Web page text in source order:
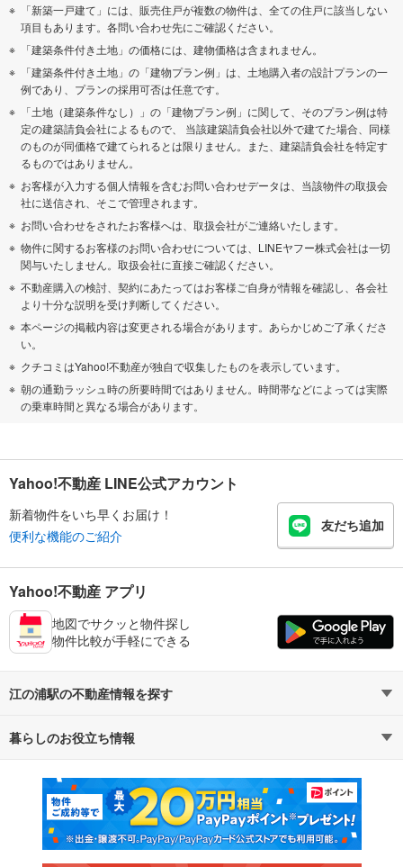
「新築一戸建て」には、販売住戸が複数の物件は、全ての住戸に該当しない
項目もあります。各問い合わせ先にご確認ください。
「建築条件付き土地」の価格には、建物価格は含まれません。
「建築条件付き土地」の「建物プラン例」は、土地購入者の設計プランの一
例であり、プランの採用可否は任意です。
「土地（建築条件なし）」の「建物プラン例」に関して、そのプラン例は特
定の建築請負会社によるもので、 当該建築請負会社以外で建てた場合、同様
のものが同価格で建てられるとは限りません。また、建築請負会社を特定す
るものではありません。
お客様が入力する個人情報を含むお問い合わせデータは、当該物件の取扱会
社に送信され、そこで管理されます。
お問い合わせをされたお客様へは、取扱会社がご連絡いたします。
物件に関するお客様のお問い合わせについては、LINEヤフー株式会社は一切
関与いたしません。取扱会社に直接ご確認ください。
不動産購入の検討、契約にあたってはお客様ご自身が情報を確認し、各会社
より十分な説明を受け判断してください。
本ページの掲載内容は変更される場合があります。あらかじめご了承くださ
い。
クチコミはYahoo!不動産が独自で収集したものを表示しています。
朝の通勤ラッシュ時の所要時間ではありません。時間帯などによっては実際
の乗車時間と異なる場合があります。
Yahoo!不動産 LINE公式アカウント
新着物件をいち早くお届け！
便利な機能のご紹介
友だち追加
Yahoo!不動産 アプリ
地図でサクッと物件探し
物件比較が手軽にできる
江の浦駅の不動産情報を探す
不動産・住宅
新築マンション 中古マンション
新築一戸建て 中古一戸建て
暮らしのお役立ち情報
マンションカタログ 教えて！住まいの先生